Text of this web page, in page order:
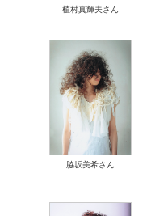
植村真輝夫さん
脇坂美希さん